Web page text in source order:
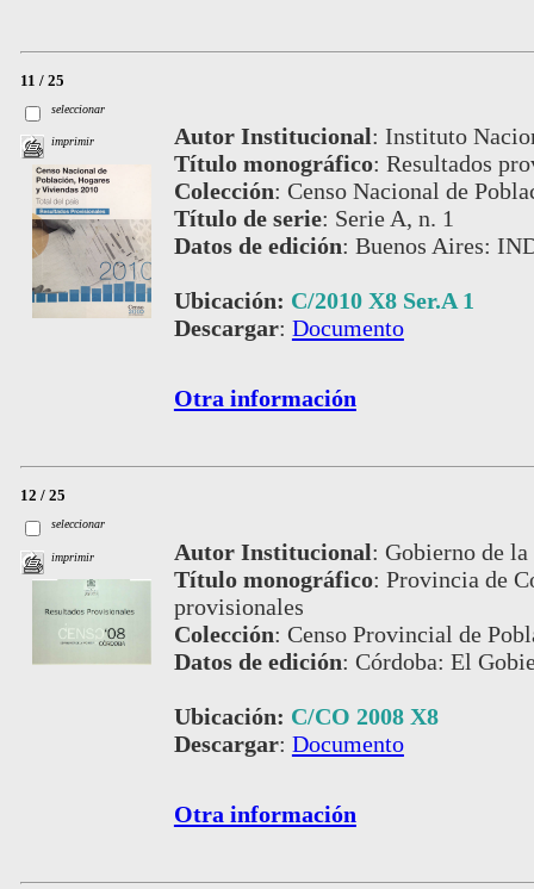
11 / 25
seleccionar
imprimir Autor Institucional: Instituto
Título monográfico: Resultados
Colección: Censo Nacional de
Título de serie: Serie A, n. 1
Datos de edición: Buenos Aires:
Ubicación: C/2010 X8 Ser.A 1
Descargar: Documento
Otra información
12 / 25
seleccionar
imprimir Autor Institucional: Gobierno de
Título monográfico: Provincia de
provisionales
Colección: Censo Provincial de
Datos de edición: Córdoba: El
Ubicación: C/CO 2008 X8
Descargar: Documento
Otra información